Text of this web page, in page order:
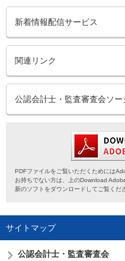
新着情報配信サービス
関連リンク
公認会計士・監査審査会ソ
PDFファイルをご覧いただくためには
お持ちでない方は、上のDownload
新のソフトをダウンロードしてご覧くだ
サイトマップ
公認会計士・ 監査審査会